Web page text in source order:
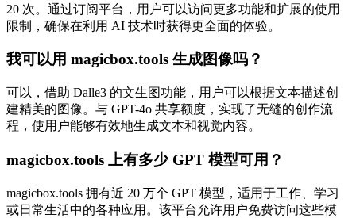
20 次。通过订阅平台，用户可以访问更多功能和扩展的使用
限制，确保在利用 AI 技术时获得更全面的体验。
我可以用 magicbox.tools 生成图像吗？
可以，借助 Dalle3 的文生图功能，用户可以根据文本描述创
建精美的图像。与 GPT-4o 共享额度，实现了无缝的创作流
程，使用户能够有效地生成文本和视觉内容。
magicbox.tools 上有多少 GPT 模型可用？
magicbox.tools 拥有近 20 万个 GPT 模型，适用于工作、学习
或日常生活中的各种应用。该平台允许用户免费访问这些模